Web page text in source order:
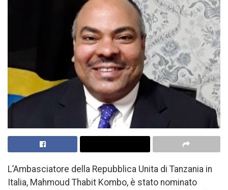
L’Ambasciatore della Repubblica Unita di Tanzania in
Italia, Mahmoud Thabit Kombo, è stato nominato